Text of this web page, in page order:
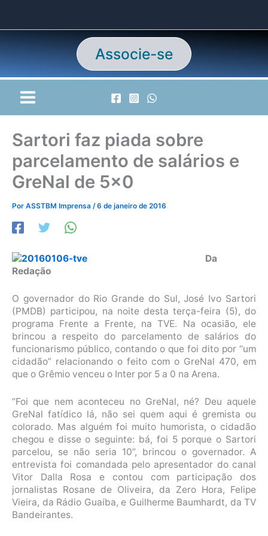
o
Associe-se
Sartori faz piada sobre
parcelamento de salários e
GreNal de 5×0
Por ASSTBM Imprensa /6 de janeiro de 2016
Da
Redação
O governador do Rio Grande do Sul, José Ivo Sartori
(PMDB) participou, na noite desta terça-feira (5), do
programa Frente a Frente, na TVE. Na ocasião, ele
brincou a respeito do parcelamento de salários do
funcionarismo público, contando o que foi dito por “um
cidadão” relacionando o feito com o GreNal 470, em
que o Grêmio venceu o Inter por 5 a 0 na Arena.
“Foi que nem aconteceu no GreNal, né? Deu aquele
GreNal fatídico lá, não sei quem aqui é gremista ou
colorado. Mas alguém foi muito humorista, o cidadão
chegou e disse o seguinte: bá, foi 5 porque o Sartori
parcelou, se não seria 10”, brincou o governador. A
entrevista foi comandada pelo apresentador do canal
Vitor Dalla Rosa e contou com participação dos
jornalistas Rosane de Oliveira, da Zero Hora, Felipe
Vieira, da Rádio Guaíba, e Guilherme Baumhardt, da TV
Bandeirantes.